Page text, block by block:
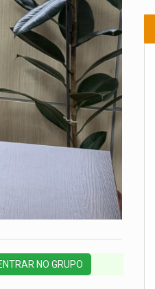
NO GRUPO